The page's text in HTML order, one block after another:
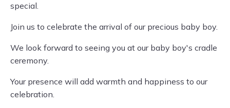
special.
Join us to celebrate the arrival of our precious baby boy.
We look forward to seeing you at our baby boy's cradle
ceremony.
Your presence will add warmth and happiness to our
celebration.